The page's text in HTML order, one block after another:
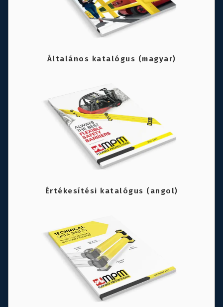
Általános katalógus (magyar)
Értékesítési katalógus (angol)